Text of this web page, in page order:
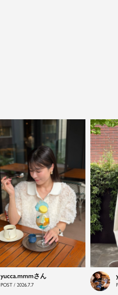
Elegantと
愛されるア
ELFRANK（エル
さ」をバランス
アルブランドです
毎日の中に自然
引く。そんな日
提案しています。
yucca.mmm
POST / 2026.7.7